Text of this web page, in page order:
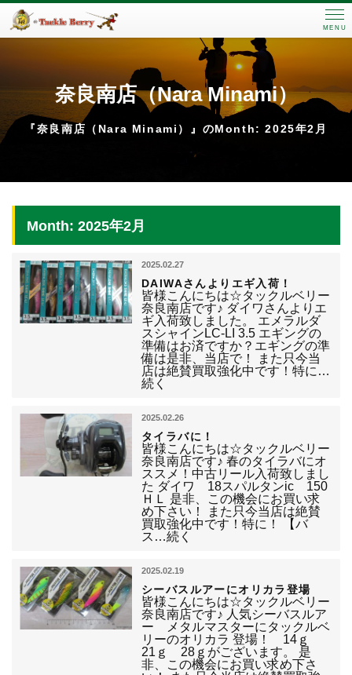
MENU
奈良南店（Nara Minami）
『奈良南店（Nara Minami）』のMonth: 2025年2月
Month: 2025年2月
2025.02.27
DAIWAさんよりエギ入荷！
皆様こんにちは☆タックルベリー
奈良南店です♪ ダイワさんよりエ
ギ入荷致しました。 エメラルダ
スシャインLC-LI 3.5 エギングの
準備はお済ですか？エギングの準
備は是非、当店で！ また只今当
店は絶賛買取強化中です！特に…
続く
2025.02.26
タイラバに！
皆様こんにちは☆タックルベリー
奈良南店です♪ 春のタイラバにオ
ススメ！中古リール入荷致しまし
た ダイワ 18スパルタンic 150
ＨＬ 是非、この機会にお買い求
め下さい！ また只今当店は絶賛
買取強化中です！特に！ 【バ
ス…続く
2025.02.19
シーバスルアーにオリカラ登場
皆様こんにちは☆タックルベリー
奈良南店です♪ 人気シーバスルア
ー メタルマスターにタックルベ
リーのオリカラ 登場！ 14ｇ
21ｇ 28ｇがございます。 是
非、この機会にお買い求め下さ